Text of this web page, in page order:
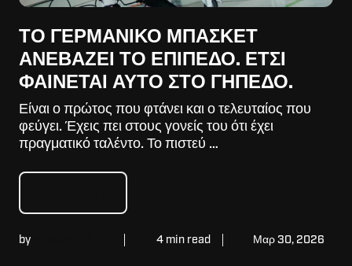
ΤΟ ΓΕΡΜΑΝΙΚΌ ΜΠΆΣΚΕΤ
ΑΝΕΒΆΖΕΙ ΤΟ ΕΠΊΠΕΔΟ. ΈΤΣΙ
ΦΑΊΝΕΤΑΙ ΑΥΤΌ ΣΤΟ ΓΉΠΕΔΟ.
Είναι ο πρώτος που φτάνει και ο τελευταίος που
φεύγει. Έχεις πει στους γονείς του ότι έχει
πραγματικό ταλέντο. Το πιστεύ …
by 4 min read Μαρ 30, 2026